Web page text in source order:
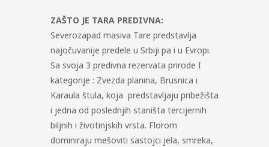
ZAŠTO JE TARA PREDIVNA:
Severozapad masiva Tare predstavlja
najočuvanije predele u Srbiji pa i u Evropi.
Sa svoja 3 predivna rezervata prirode I
kategorije : Zvezda planina, Brusnica i
Karaula štula, koja predstavljaju pribežišta
i jedna od poslednjih staništa tercijernih
biljnih i životinjskih vrsta. Florom
dominiraju mešoviti sastojci jela, smreka,